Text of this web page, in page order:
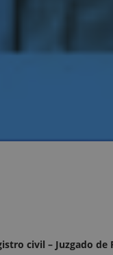
civil – Juzgado de